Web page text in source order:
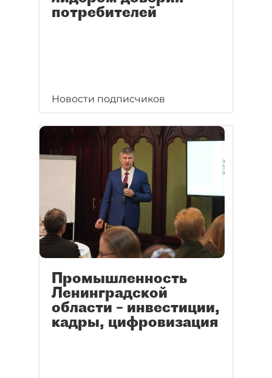
потребителей
Новости подписчиков
Промышленность
Ленинградской
области – инвестиции,
кадры, цифровизация